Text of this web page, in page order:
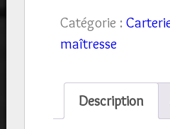
Merci
Maîtresse
téléchargement
immédiat
Catégorie :
maîtresse
Description